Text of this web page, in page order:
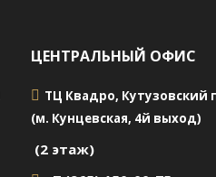
ЦЕНТРАЛЬНЫЙ ОФИС
ТЦ Квадро, Кутузовский
(м. Кунцевская, 4й выход)
(2 этаж)